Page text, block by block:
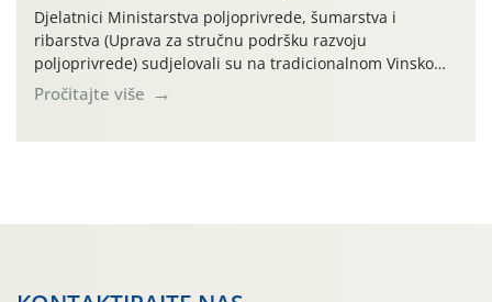
Djelatnici Ministarstva poljoprivrede, šumarstva i
ribarstva (Uprava za stručnu podršku razvoju
poljoprivrede) sudjelovali su na tradicionalnom Vinskom
forumu, održanom 24.07.2026. godine u Domu vinarske
tradicije u Putnikovićima na poluotoku Pelješcu, u
Pročitajte više